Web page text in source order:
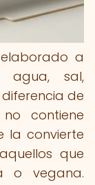
a
agua, sal,
de
contiene
la convierte
que
o vegana.